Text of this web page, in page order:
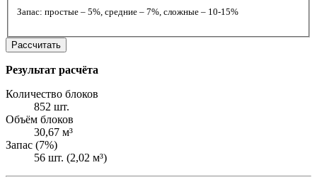
Запас: простые – 5%, средние – 7%, сложные – 10-15%
Рассчитать
Результат расчёта
Количество блоков
852 шт.
Объём блоков
30,67 м³
Запас (7%)
56 шт. (2,02 м³)